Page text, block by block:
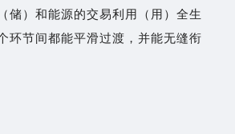
储）和能源的交易利用（用）全生
环节间都能平滑过渡，并能无缝衔